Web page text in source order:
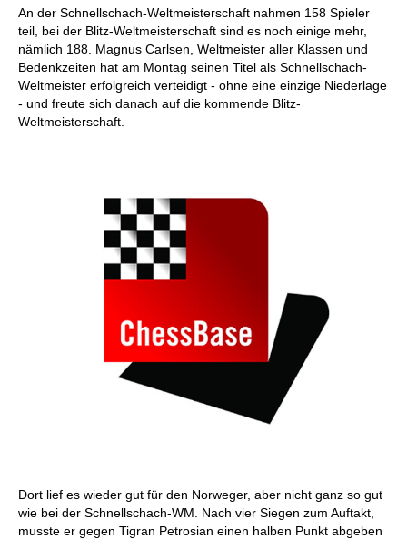
An der Schnellschach-Weltmeisterschaft nahmen 158 Spieler
teil, bei der Blitz-Weltmeisterschaft sind es noch einige mehr,
nämlich 188. Magnus Carlsen, Weltmeister aller Klassen und
Bedenkzeiten hat am Montag seinen Titel als Schnellschach-
Weltmeister erfolgreich verteidigt - ohne eine einzige Niederlage
- und freute sich danach auf die kommende Blitz-
Weltmeisterschaft.
Dort lief es wieder gut für den Norweger, aber nicht ganz so gut
wie bei der Schnellschach-WM. Nach vier Siegen zum Auftakt,
musste er gegen Tigran Petrosian einen halben Punkt abgeben